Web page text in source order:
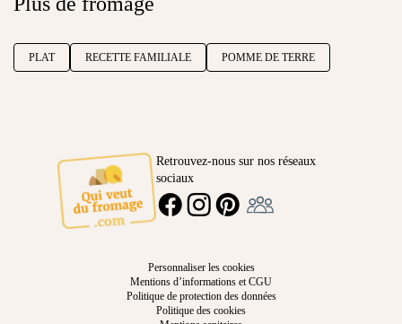
PLAT RECETTE FAMILIALE POMME DE TERRE
Retrouvez-nous sur nos réseaux
sociaux
FACEBOOKINSTAGRAMPINTEREST
Personnaliser les cookies
Mentions d’informations et CGU
Politique de protection des données
Politique des cookies